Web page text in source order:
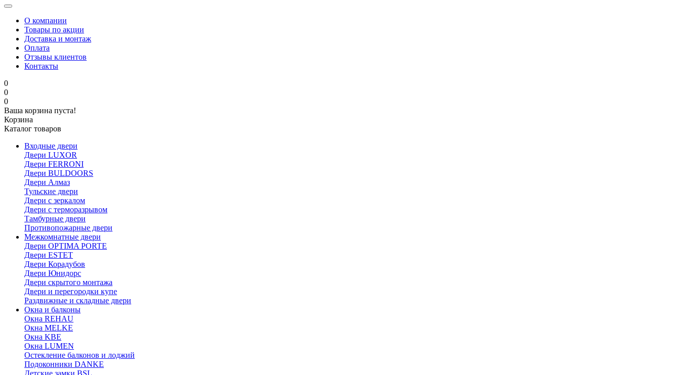
О компании
Товары по акции
Доставка и монтаж
Оплата
Отзывы клиентов
Контакты
0
0
0
Ваша корзина пуста!
Корзина
Каталог товаров
Входные двери
Двери LUXOR
Двери FERRONI
Двери BULDOORS
Двери Алмаз
Тульские двери
Двери с зеркалом
Двери с терморазрывом
Тамбурные двери
Противопожарные двери
Межкомнатные двери
Двери OPTIMA PORTE
Двери ESTET
Двери Корадубов
Двери Юнидорс
Двери скрытого монтажа
Двери и перегородки купе
Раздвижные и складные двери
Окна и балконы
Окна REHAU
Окна MELKE
Окна KBE
Окна LUMEN
Остекление балконов и лоджий
Подоконники DANKE
Детские замки BSL